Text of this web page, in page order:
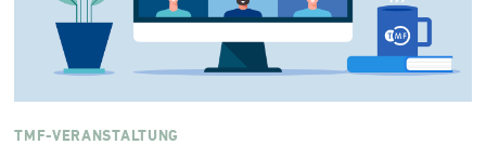
TMF-VERANSTALTUNG